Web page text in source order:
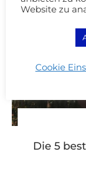
Die 5
Website zu
Cookie